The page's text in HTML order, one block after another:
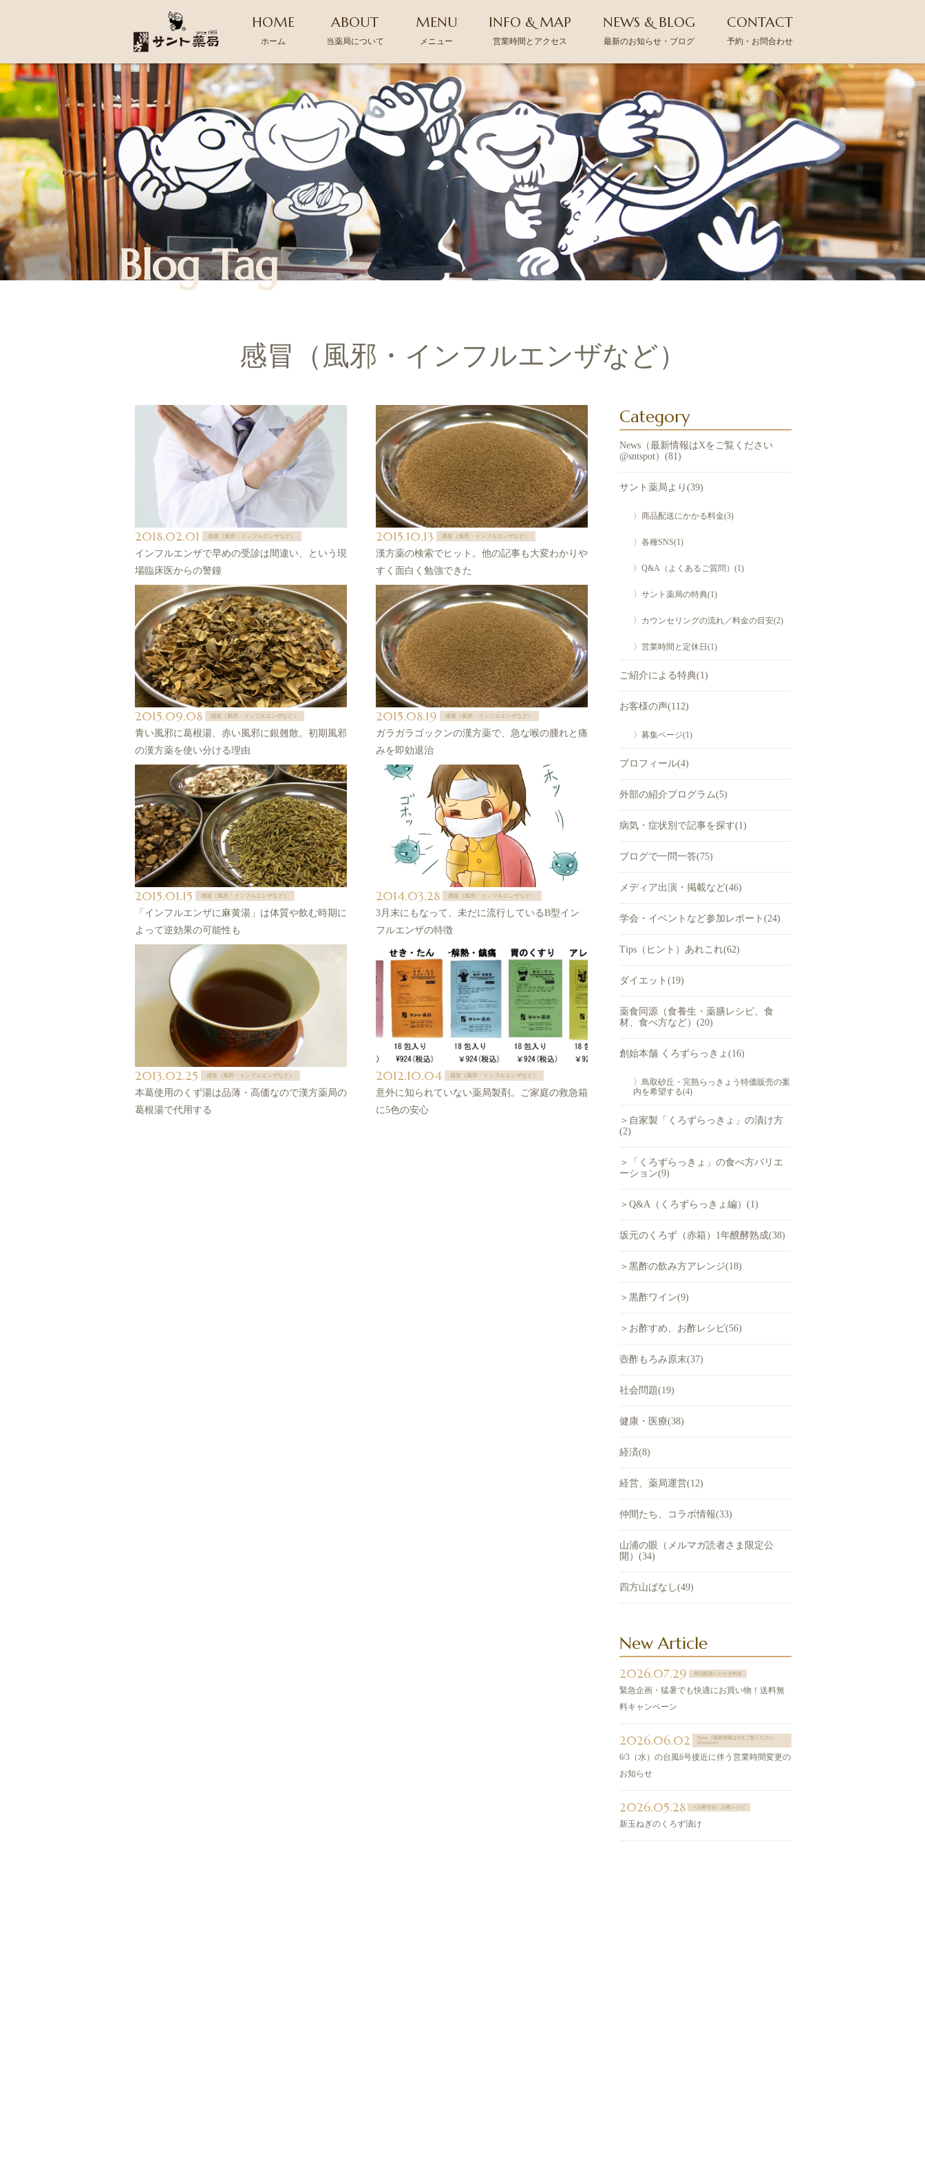
HOME
ホーム
ABOUT
当薬局について
MENU
メニュー
INFO & MAP
営業時間とアクセス
NEWS & BLOG
最新のお知らせ・ブログ
CONTACT
予約・お問合わせ
Blog Tag
感冒（風邪・インフルエンザなど）
2018.02.01 感冒（風邪・インフルエンザなど）
インフルエンザで早めの受診は間違い、という現
場臨床医からの警鐘
2015.10.13 感冒（風邪・インフルエンザなど）
漢方薬の検索でヒット。他の記事も大変わかりや
すく面白く勉強できた
2015.09.08 感冒（風邪・インフルエンザなど）
青い風邪に葛根湯、赤い風邪に銀翹散。初期風邪
の漢方薬を使い分ける理由
2015.08.19 感冒（風邪・インフルエンザなど）
ガラガラゴックンの漢方薬で、急な喉の腫れと痛
みを即効退治
2015.01.15 感冒（風邪・インフルエンザなど）
「インフルエンザに麻黄湯」は体質や飲む時期に
よって逆効果の可能性も
2014.03.28 感冒（風邪・インフルエンザなど）
3月末にもなって、未だに流行しているB型イン
フルエンザの特徴
2013.02.25 感冒（風邪・インフルエンザなど）
本葛使用のくず湯は品薄・高価なので漢方薬局の
葛根湯で代用する
2012.10.04 感冒（風邪・インフルエンザなど）
意外に知られていない薬局製剤。ご家庭の救急箱
に5色の安心
Category
News（最新情報はXをご覧ください
@sntspot）(81)
サント薬局より(39)
〉商品配送にかかる料金(3)
〉各種SNS(1)
〉Q&A（よくあるご質問）(1)
〉サント薬局の特典(1)
〉カウンセリングの流れ／料金の目安(2)
〉営業時間と定休日(1)
ご紹介による特典(1)
お客様の声(112)
〉募集ページ(1)
プロフィール(4)
外部の紹介プログラム(5)
病気・症状別で記事を探す(1)
ブログで一問一答(75)
メディア出演・掲載など(46)
学会・イベントなど参加レポート(24)
Tips（ヒント）あれこれ(62)
ダイエット(19)
薬食同源（食養生・薬膳レシピ、食
材、食べ方など）(20)
創始本舗 くろずらっきょ(16)
〉鳥取砂丘・完熟らっきょう特価販売の案
内を希望する(4)
＞自家製「くろずらっきょ」の漬け方
(2)
＞「くろずらっきょ」の食べ方バリエ
ーション(9)
＞Q&A（くろずらっきょ編）(1)
坂元のくろず（赤箱）1年醗酵熟成(38)
＞黒酢の飲み方アレンジ(18)
＞黒酢ワイン(9)
＞お酢すめ、お酢レシピ(56)
壺酢もろみ原末(37)
社会問題(19)
健康・医療(38)
経済(8)
経営、薬局運営(12)
仲間たち、コラボ情報(33)
山浦の眼（メルマガ読者さま限定公
開）(34)
四方山ばなし(49)
New Article
2026.07.29 商品配送にかかる料金
緊急企画・猛暑でも快適にお買い物！送料無
料キャンペーン
2026.06.02
News（最新情報はXをご覧ください
@sntspot）
6/3（水）の台風6号接近に伴う営業時間変更の
お知らせ
2026.05.28 ＞お酢すめ、お酢レシピ
新玉ねぎのくろず漬け